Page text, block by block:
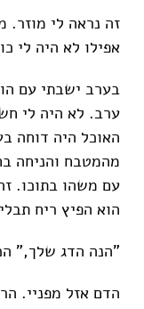
זה נראה לי מוזר.
אפילו לא היה לי
בערב ישבתי עם
ערב. לא היה לי
האוכל היה דוחה
מהמטבח והניחה
עם משהו בתוכו. זה
הוא הפיץ ריח
"הנה הדג שלך,"
הדם אזל מפניי.